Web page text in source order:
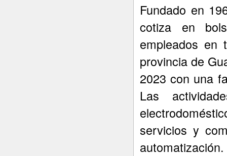
Fundado en
cotiza en
empleados en
provincia de
2023 con una
Las
servicios y
automatización.